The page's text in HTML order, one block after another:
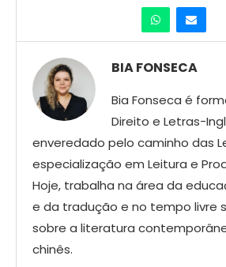
BIA FONSECA
Bia Fonseca é
Direito e Letras-
enveredado pelo caminho das
especialização em Leitura e
Hoje, trabalha na área da
e da tradução e no tempo livre
sobre a literatura
chinês.